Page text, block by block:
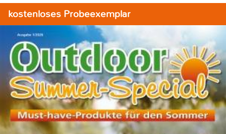
kostenloses Probeexemplar